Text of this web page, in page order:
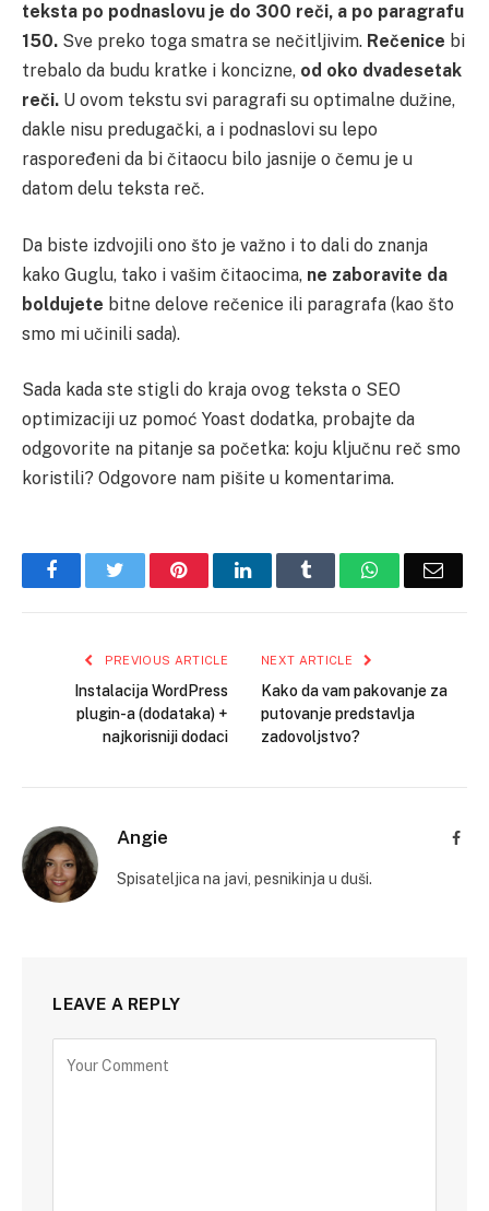
teksta po podnaslovu je do 300 reči, a po paragrafu
150. Sve preko toga smatra se nečitljivim. Rečenice bi
trebalo da budu kratke i koncizne, od oko dvadesetak
reči. U ovom tekstu svi paragrafi su optimalne dužine,
dakle nisu predugački, a i podnaslovi su lepo
raspoređeni da bi čitaocu bilo jasnije o čemu je u
datom delu teksta reč.
Da biste izdvojili ono što je važno i to dali do znanja
kako Guglu, tako i vašim čitaocima, ne zaboravite da
boldujete bitne delove rečenice ili paragrafa (kao što
smo mi učinili sada).
Sada kada ste stigli do kraja ovog teksta o SEO
optimizaciji uz pomoć Yoast dodatka, probajte da
odgovorite na pitanje sa početka: koju ključnu reč smo
koristili? Odgovore nam pišite u komentarima.
FacebookTwitter PinterestLinkedInTumblr WhatsAppEmail
PREVIOUS ARTICLE
Instalacija WordPress
plugin-a (dodataka) +
najkorisniji dodaci
NEXT ARTICLE
Kako da vam pakovanje za
putovanje predstavlja
zadovoljstvo?
Angie
Spisateljica na javi, pesnikinja u duši.
LEAVE A REPLY